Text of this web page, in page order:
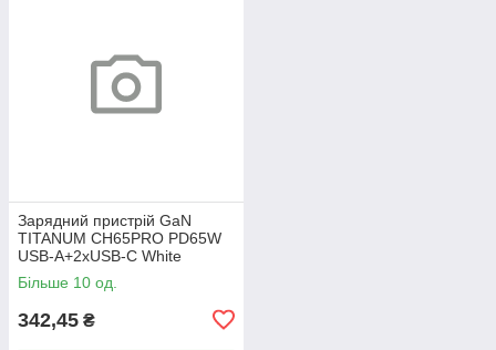
Зарядний пристрій GaN
TITANUM CH65PRO PD65W
USB-A+2xUSB-C White
(240шт/ящ)
Більше 10 од.
342,45 ₴